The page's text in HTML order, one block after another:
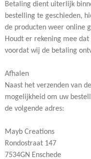
Betaling dient uiterlijk
bestelling te geschieden,
de producten weer online
Houdt er rekening mee
voordat wij de betaling
Afhalen
Naast het verzenden van
mogelijkheid om uw
de volgende adres:
Mayb Creations
Rondostraat 147
7534GN Enschede